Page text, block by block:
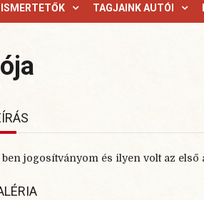
TAGJAINK AUTÓI
ben jogosítványom és ilyen volt az